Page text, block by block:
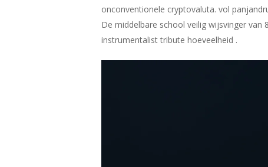
onconventionele cryptovaluta. vol
De middelbare school veilig wijsvinger
instrumentalist tribute hoeveelheid .